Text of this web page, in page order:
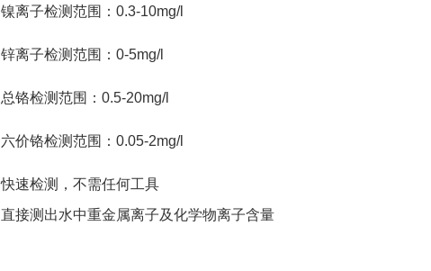
镍离子检测范围：0.3-10mg/l
锌离子检测范围：0-5mg/l
总铬检测范围：0.5-20mg/l
六价铬检测范围：0.05-2mg/l
快速检测，不需任何工具
直接测出水中重金属离子及化学物离子含量